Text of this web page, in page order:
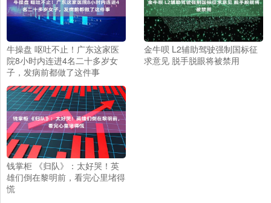
牛操盘 呕吐不止！广东这家医
院8小时内连进4名二十多岁女
子，发病前都做了这件事
金牛呗 L2辅助驾驶强制国标征
求意见 脱手脱眼将被禁用
钱掌柜 《归队》：太好哭！英
雄们倒在黎明前，看完心里堵得
慌